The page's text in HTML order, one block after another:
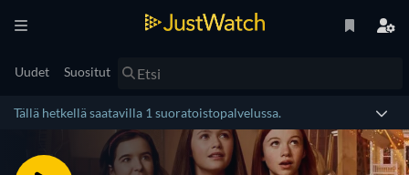
Uudet Suositut
Tällä hetkellä saatavilla 1 suoratoistopalvelussa.